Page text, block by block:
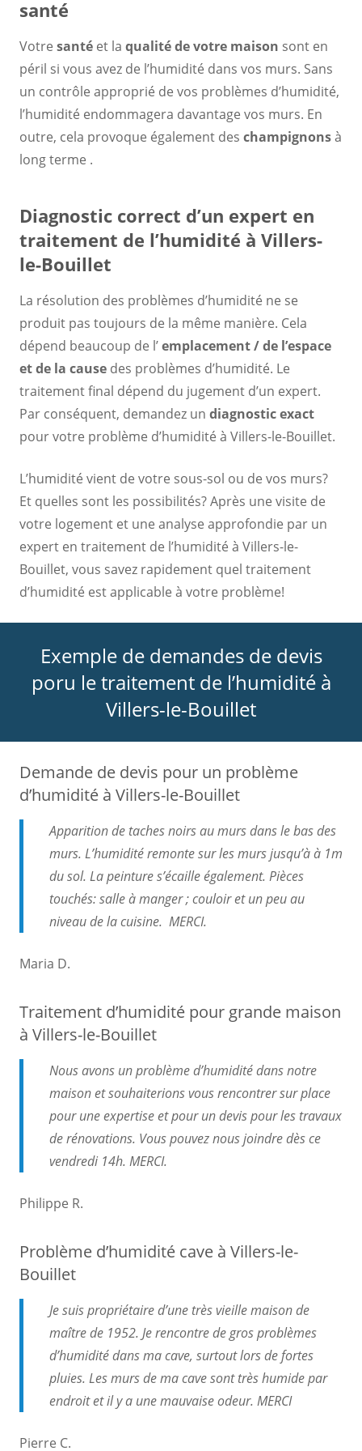
santé
Votre santé et la qualité de votre maison sont en
péril si vous avez de l’humidité dans vos murs. Sans
un contrôle approprié de vos problèmes d’humidité,
l’humidité endommagera davantage vos murs. En
outre, cela provoque également des champignonsà
long terme .
Diagnostic correct d’un expert en
traitement de l’humidité à Villers-
le-Bouillet
La résolution des problèmes d’humidité ne se
produit pas toujours de la même manière. Cela
dépend beaucoup de l’emplacement / de l’espace
et de la cause des problèmes d’humidité. Le
traitement final dépend du jugement d’un expert.
Par conséquent, demandez un diagnostic exact
pour votre problème d’humidité à Villers-le-Bouillet.
L’humidité vient de votre sous-sol ou de vos murs?
Et quelles sont les possibilités? Après une visite de
votre logement et une analyse approfondie par un
expert en traitement de l’humidité à Villers-le-
Bouillet, vous savez rapidement quel traitement
d’humidité est applicable à votre problème!
Exemple de demandes de devis
poru le traitement de l’humidité à
Villers-le-Bouillet
Demande de devis pour un problème
d’humidité à Villers-le-Bouillet
Apparition de taches noirs au murs dans le bas des
murs. L’humidité remonte sur les murs jusqu’à à 1m
du sol. La peinture s’écaille également. Pièces
touchés: salle à manger ; couloir et un peu au
niveau de la cuisine. MERCI.
Maria D.
Traitement d’humidité pour grande maison
à Villers-le-Bouillet
Nous avons un problème d’humidité dans notre
maison et souhaiterions vous rencontrer sur place
pour une expertise et pour un devis pour les travaux
de rénovations. Vous pouvez nous joindre dès ce
vendredi 14h. MERCI.
Philippe R.
Problème d’humidité cave à Villers-le-
Bouillet
Je suis propriétaire d’une très vieille maison de
maître de 1952. Je rencontre de gros problèmes
d’humidité dans ma cave, surtout lors de fortes
pluies. Les murs de ma cave sont très humide par
endroit et il y a une mauvaise odeur. MERCI
Pierre C.